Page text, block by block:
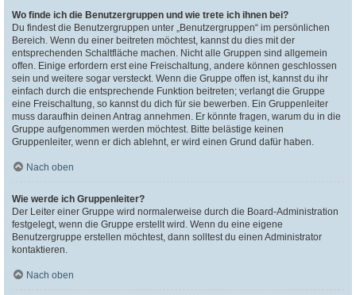
Wo finde ich die Benutzergruppen und wie trete ich ihnen bei?
Du findest die Benutzergruppen unter „Benutzergruppen“ im persönlichen
Bereich. Wenn du einer beitreten möchtest, kannst du dies mit der
entsprechenden Schaltfläche machen. Nicht alle Gruppen sind allgemein
offen. Einige erfordern erst eine Freischaltung, andere können geschlossen
sein und weitere sogar versteckt. Wenn die Gruppe offen ist, kannst du ihr
einfach durch die entsprechende Funktion beitreten; verlangt die Gruppe
eine Freischaltung, so kannst du dich für sie bewerben. Ein Gruppenleiter
muss daraufhin deinen Antrag annehmen. Er könnte fragen, warum du in die
Gruppe aufgenommen werden möchtest. Bitte belästige keinen
Gruppenleiter, wenn er dich ablehnt, er wird einen Grund dafür haben.
Nach oben
Wie werde ich Gruppenleiter?
Der Leiter einer Gruppe wird normalerweise durch die Board-Administration
festgelegt, wenn die Gruppe erstellt wird. Wenn du eine eigene
Benutzergruppe erstellen möchtest, dann solltest du einen Administrator
kontaktieren.
Nach oben